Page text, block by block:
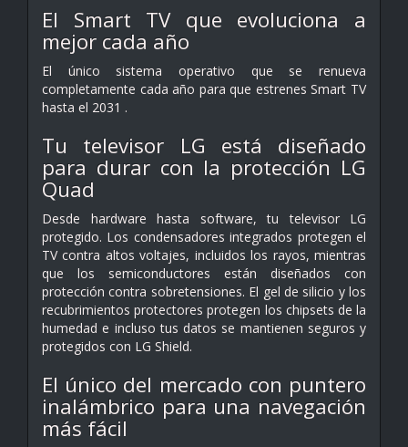
El Smart TV que evoluciona a
mejor cada año
El único sistema operativo que se renueva
completamente cada año para que estrenes Smart TV
hasta el 2031 .
Tu televisor LG está diseñado
para durar con la protección LG
Quad
Desde hardware hasta software, tu televisor LG
protegido. Los condensadores integrados protegen el
TV contra altos voltajes, incluidos los rayos, mientras
que los semiconductores están diseñados con
protección contra sobretensiones. El gel de silicio y los
recubrimientos protectores protegen los chipsets de la
humedad e incluso tus datos se mantienen seguros y
protegidos con LG Shield.
El único del mercado con puntero
inalámbrico para una navegación
más fácil